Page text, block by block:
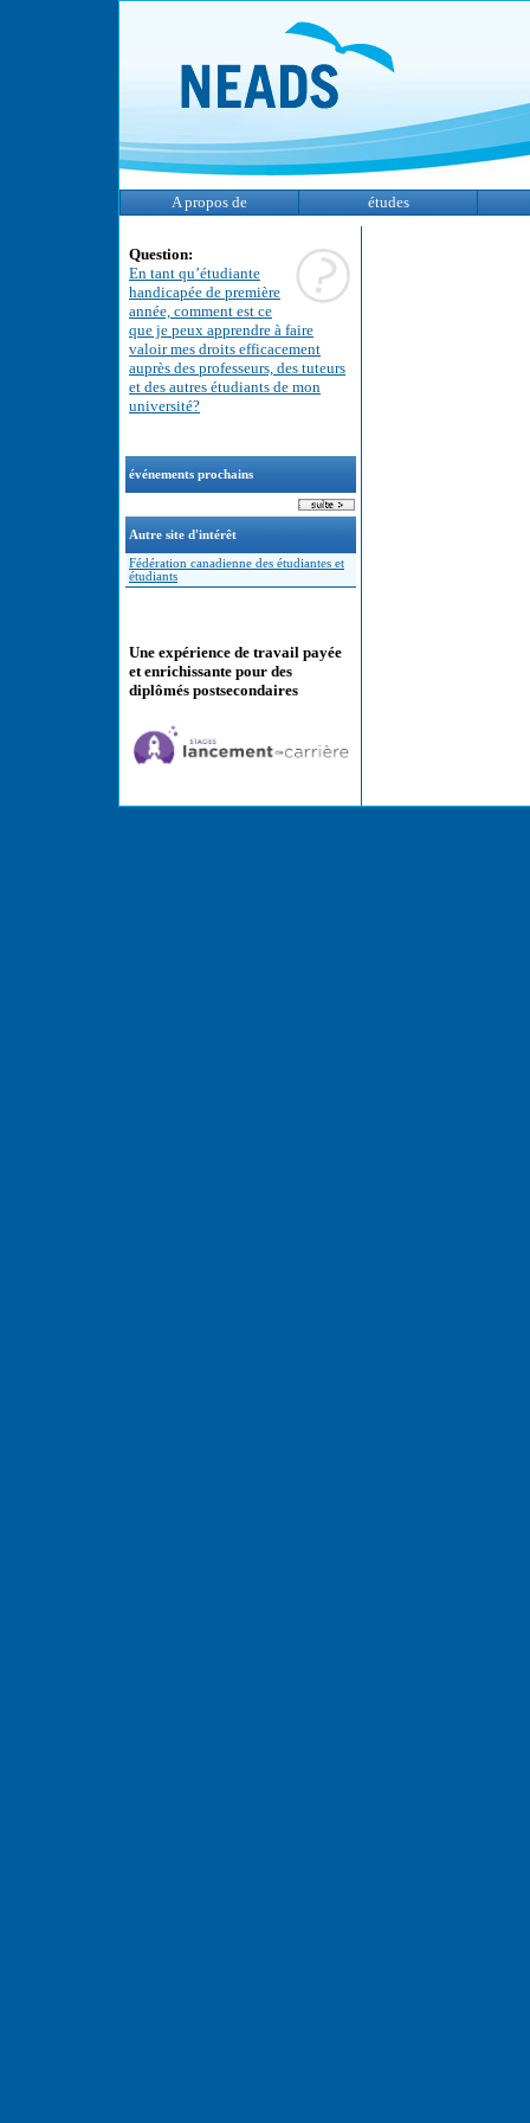
A propos de études
Question:
En tant qu’étudiante
handicapée de première
année, comment est ce
que je peux apprendre à faire
valoir mes droits efficacement
auprès des professeurs, des tuteurs
et des autres étudiants de mon
université?
événements prochains
Autre site d'intérêt
Fédération canadienne des étudiantes et
étudiants
Une expérience de travail payée
et enrichissante pour des
diplômés postsecondaires